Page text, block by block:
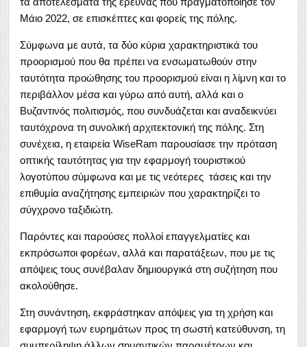
Μάιο 2022, σε επισκέπτες και φορείς της πόλης.
Σύμφωνα με αυτά, τα δύο κύρια χαρακτηριστικά του
προορισμού που θα πρέπει να ενσωματωθούν στην
ταυτότητα προώθησης του προορισμού είναι η λίμνη και το
περιβάλλον μέσα και γύρω από αυτή, αλλά και ο
Βυζαντινός πολιτισμός, που συνδυάζεται και αναδεικνύει
ταυτόχρονα τη συνολική αρχιτεκτονική της πόλης. Στη
συνέχεια, η εταιρεία WiseRam παρουσίασε την πρόταση
οπτικής ταυτότητας για την εφαρμογή τουριστικού
λογοτύπου σύμφωνα και με τις νεότερες τάσεις και την
επιθυμία αναζήτησης εμπειριών που χαρακτηρίζει το
σύγχρονο ταξιδιώτη.
Παρόντες και παρούσες πολλοί επαγγελματίες και
εκπρόσωποι φορέων, αλλά και παρατάξεων, που με τις
απόψεις τους συνέβαλαν δημιουργικά στη συζήτηση που
ακολούθησε.
Στη συνάντηση, εκφράστηκαν απόψεις για τη χρήση και
εφαρμογή των ευρημάτων προς τη σωστή κατεύθυνση, τη